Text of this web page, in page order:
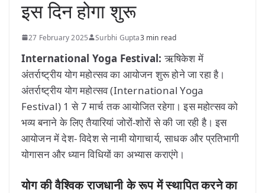
इस दिन होगा शुरू
27 February 2025 Surbhi Gupta3 min read
International Yoga Festival: ऋषिकेश में
अंतर्राष्ट्रीय योग महोत्सव का आयोजन शुरू होने जा रहा है।
अंतर्राष्ट्रीय योग महोत्सव (International Yoga
Festival) 1 से 7 मार्च तक आयोजित रहेगा। इस महोत्सव को
भव्य बनाने के लिए तैयारियां जोरों-शोरों से की जा रही है। इस
आयोजन में देश- विदेश से नामी योगाचार्य, साधक और प्रतिभागी
योगासन और ध्यान विधियों का अभ्यास कराएंगे।
योग की वैश्विक राजधानी के रूप में स्थापित करने का